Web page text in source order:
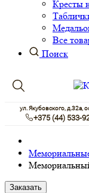
Кресты
Все
Поиск
ул. Якубовского, д.32а,
+375 (44) 533-
Заказать